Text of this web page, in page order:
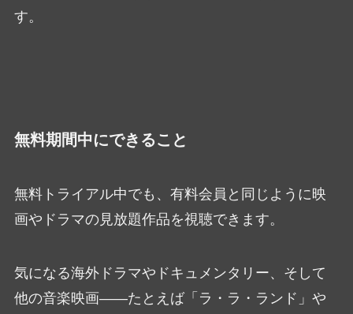
す。
無料期間中にできること
無料トライアル中でも、有料会員と同じように映
画やドラマの見放題作品を視聴できます。
気になる海外ドラマやドキュメンタリー、そして
他の音楽映画――たとえば「ラ・ラ・ランド」や